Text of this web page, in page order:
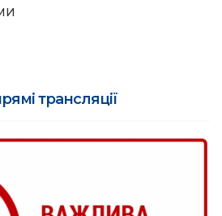
трансляції